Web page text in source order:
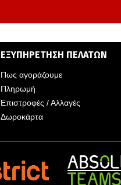
ΕΞΥΠΗΡΕΤΗΣΗ ΠΕΛΑΤΩΝ
Πως αγοράζουμε
Πληρωμή
Επιστροφές / Αλλαγές
Δωροκάρτα